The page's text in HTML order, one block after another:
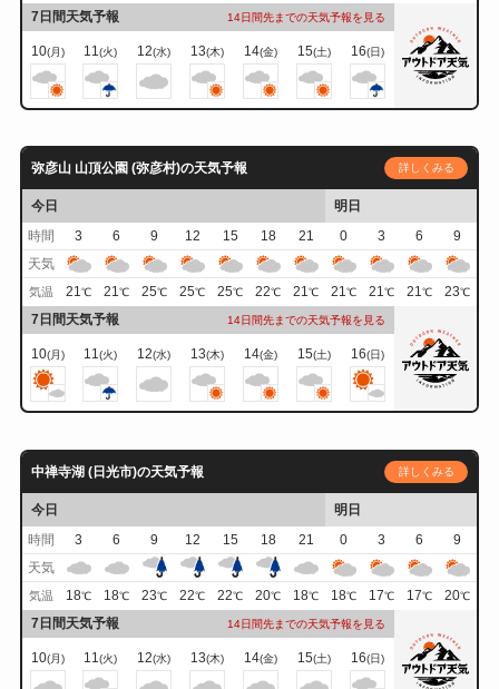
7日間天気予報 14日間先までの天気予報を見る
10(月) 11(火) 12(水) 13(木) 14(金) 15(土) 16(日)
弥彦山 山頂公園 (弥彦村)の天気予報 詳しくみる
今日
明日
時間
3 6 9 12 15 18 21 0 3 6
9
天気
気温 21℃ 21℃ 25℃ 25℃ 25℃ 22℃ 21℃ 21℃ 21℃ 21℃ 23℃
7日間天気予報 14日間先までの天気予報を見る
10(月) 11(火) 12(水) 13(木) 14(金) 15(土) 16(日)
中禅寺湖 (日光市)の天気予報 詳しくみる
今日
明日
時間
3 6 9 12 15 18 21 0 3 6
9
天気
気温 18℃ 18℃ 23℃ 22℃ 22℃ 20℃ 18℃ 18℃ 17℃ 17℃ 20℃
7日間天気予報 14日間先までの天気予報を見る
10(月) 11(火) 12(水) 13(木) 14(金) 15(土) 16(日)